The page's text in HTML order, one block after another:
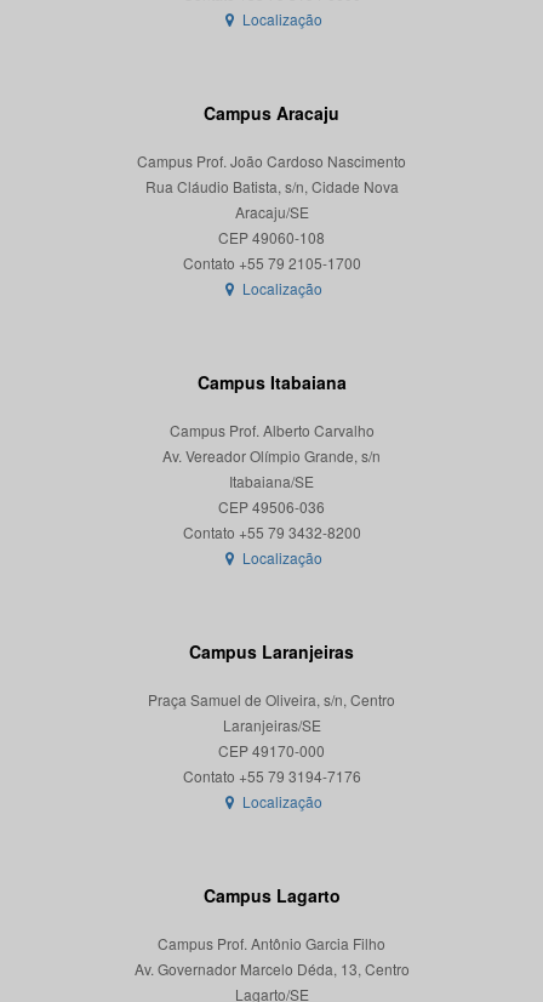
Localização
Campus Aracaju
Campus Prof. João Cardoso Nascimento
Rua Cláudio Batista, s/n, Cidade Nova
Aracaju/SE
CEP 49060-108
Localização
Campus Itabaiana
Campus Prof. Alberto Carvalho
Av. Vereador Olímpio Grande, s/n
Itabaiana/SE
CEP 49506-036
Localização
Campus Laranjeiras
Praça Samuel de Oliveira, s/n, Centro
Laranjeiras/SE
CEP 49170-000
Localização
Campus Lagarto
Campus Prof. Antônio Garcia Filho
Av. Governador Marcelo Déda, 13, Centro
Lagarto/SE